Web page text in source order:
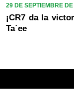
29 DE SEPTIEMBRE
¡CR7 da la
Ta´ee